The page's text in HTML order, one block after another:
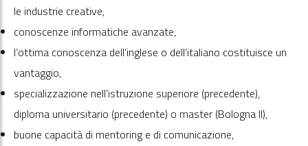
le industrie creative,
conoscenze informatiche avanzate,
l’ottima conoscenza dell’inglese o dell’italiano costituisce un
vantaggio,
specializzazione nell’istruzione superiore (precedente),
diploma universitario (precedente) o master (Bologna II),
buone capacità di mentoring e di comunicazione,